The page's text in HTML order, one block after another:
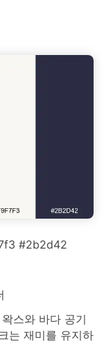
#2b2d42
스와 바다 공기
는 재미를 유지하